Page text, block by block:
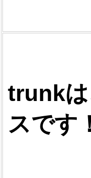
trunkは
スです